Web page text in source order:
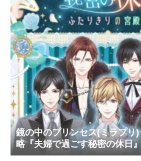
鏡の中のプリンセス(ミラプリ
略『夫婦で過ごす秘密の休日
ス・ヴィンセント)